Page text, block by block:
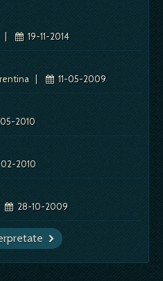
simbol: Dictionar de vise ~ Sapte
| 19-11-2014
| 11-05-2009
2010
2010
28-10-2009